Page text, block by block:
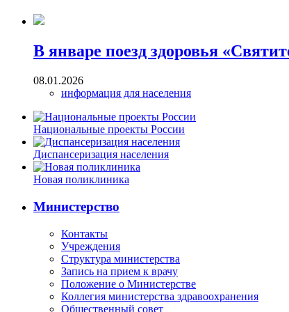
В январе поезд здоровья
08.01.2026
информация для населения
Национальные проекты России
Диспансеризация населения
Новая поликлиника
Министерство
Контакты
Учреждения
Структура министерства
Запись на прием к врачу
Положение о Министерстве
Коллегия министерства здравоохранения
Общественный совет